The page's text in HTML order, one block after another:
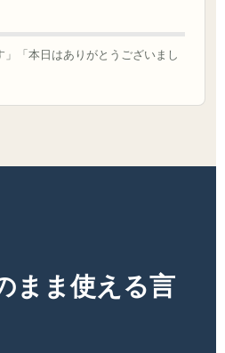
」「本日はありがとうございまし
まま使える言